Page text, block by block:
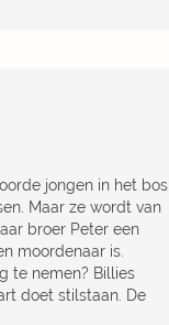
jongen in het bos
Maar ze wordt van
broer Peter een
moordenaar is.
te nemen? Billies
doet stilstaan. De